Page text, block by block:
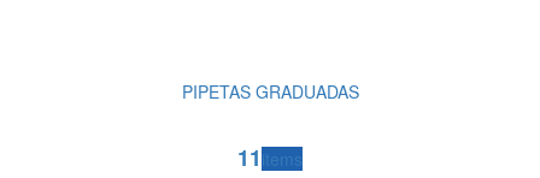
PIPETAS GRADUADAS
11 items